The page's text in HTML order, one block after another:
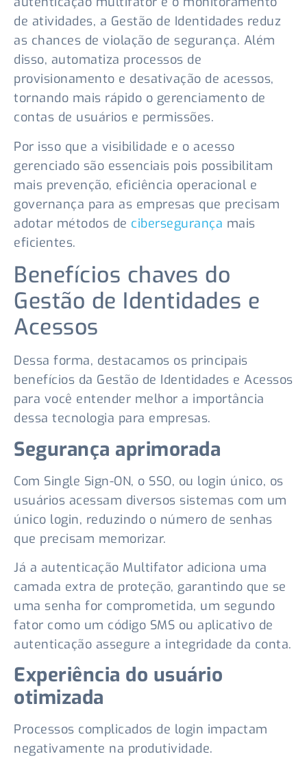
de atividades, a Gestão de Identidades reduz
as chances de violação de segurança. Além
disso, automatiza processos de
provisionamento e desativação de acessos,
tornando mais rápido o gerenciamento de
contas de usuários e permissões.
Por isso que a visibilidade e o acesso
gerenciado são essenciais pois possibilitam
mais prevenção, eficiência operacional e
governança para as empresas que precisam
adotar métodos de cibersegurança mais
eficientes.
Benefícios chaves do
Gestão de Identidades e
Acessos
Dessa forma, destacamos os principais
benefícios da Gestão de Identidades e Acessos
para você entender melhor a importância
dessa tecnologia para empresas.
Segurança aprimorada
Com Single Sign-ON, o SSO, ou login único, os
usuários acessam diversos sistemas com um
único login, reduzindo o número de senhas
que precisam memorizar.
Já a autenticação Multifator adiciona uma
camada extra de proteção, garantindo que se
uma senha for comprometida, um segundo
fator como um código SMS ou aplicativo de
autenticação assegure a integridade da conta.
Experiência do usuário
otimizada
Processos complicados de login impactam
negativamente na produtividade.